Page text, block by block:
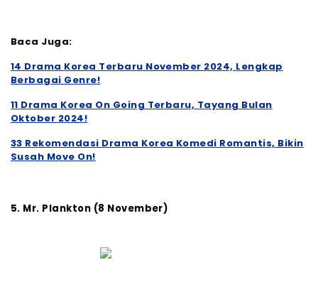
Baca Juga:
14 Drama Korea Terbaru November 2024, Lengkap
Berbagai Genre!
11 Drama Korea On Going Terbaru, Tayang Bulan
Oktober 2024!
33 Rekomendasi Drama Korea Komedi Romantis, Bikin
Susah Move On!
5. Mr. Plankton (8 November)